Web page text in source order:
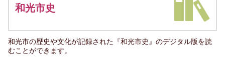
和光市史
和光市の歴史や文化が記録された『和光市史』のデジタル版を読
むことができます。